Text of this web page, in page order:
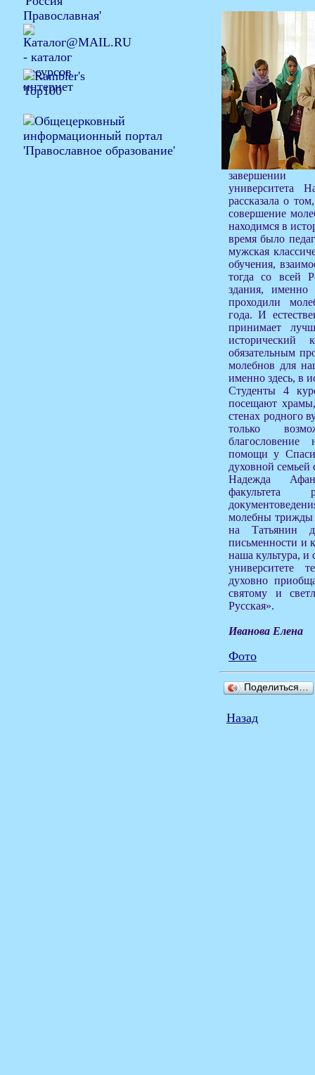
завершении
университета
рассказала о
совершение
находимся в
время было
мужская
обучения,
тогда со всей
здания, именно
проходили
года. И
принимает
исторический
обязательным
молебнов для
именно здесь, в
Студенты 4
посещают
стенах родного
только
помощи у
духовной
Надежда
молебны трижды
на Татьянин
письменности и
наша культура, и
университете
духовно
святому и
Русская».
Иванова Елена
Фото
Поделиться…
Назад